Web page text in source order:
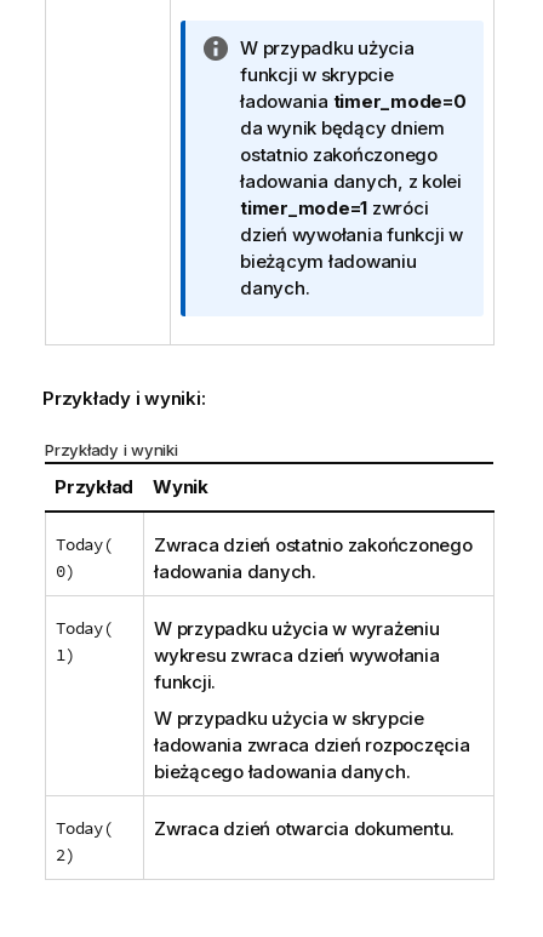
I
n
f
o
r
m
a
c
j
a
W przypadku użycia
funkcji w skrypcie
ładowania timer_mode=0
da wynik będący dniem
ostatnio zakończonego
ładowania danych, z kolei
timer_mode=1 zwróci
dzień wywołania funkcji w
bieżącym ładowaniu
danych.
Przykłady i wyniki:
Przykłady i wyniki
Przykład Wynik
Today(
0)
Zwraca dzień ostatnio zakończonego
ładowania danych.
Today(
1)
W przypadku użycia w wyrażeniu
wykresu zwraca dzień wywołania
funkcji.
W przypadku użycia w skrypcie
ładowania zwraca dzień rozpoczęcia
bieżącego ładowania danych.
Today(
2)
Zwraca dzień otwarcia dokumentu.